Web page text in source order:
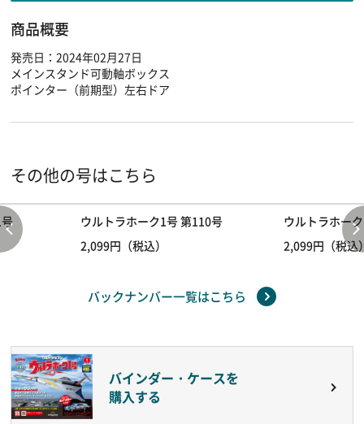
商品概要
発売日：2024年02月27日
メインスタンド可動軸ボックス
ポインター（前期型）左右ドア
その他の号はこちら
ウルトラホーク1号 第110号
2,099円（税込）
ウルトラホー
2,099円（税込
バックナンバー一覧はこちら
バインダー・ケースを
購入する